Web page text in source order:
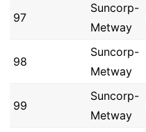
97
Suncorp-
Metway
98
Suncorp-
Metway
99
Suncorp-
Metway